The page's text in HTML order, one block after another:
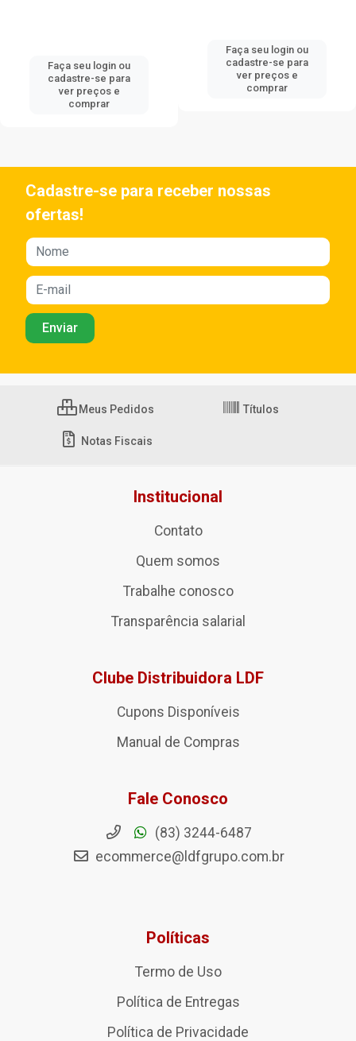
Faça seu login ou
cadastre-se para
ver preços e
comprar
Faça seu login ou
cadastre-se para
ver preços e
comprar
Cadastre-se para receber nossas
ofertas!
Meus Pedidos Títulos
Notas Fiscais
Institucional
Contato
Quem somos
Trabalhe conosco
Transparência salarial
Clube Distribuidora LDF
Cupons Disponíveis
Manual de Compras
Fale Conosco
(83) 3244-6487
ecommerce@ldfgrupo.com.br
Políticas
Termo de Uso
Política de Entregas
Política de Privacidade